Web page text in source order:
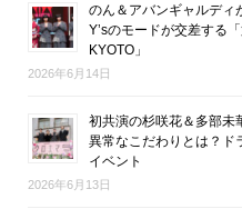
のん＆アバンギャルディ
Y’sのモードが交差する
KYOTO」
2026年6月14日
初共演の杉咲花＆多部未
異常なこだわりとは？ド
イベント
2026年6月13日